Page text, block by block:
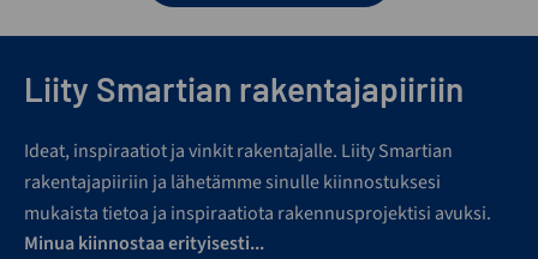
Liity Smartian rakentajapiiriin
Ideat, inspiraatiot ja vinkit rakentajalle. Liity Smartian
rakentajapiiriin ja lähetämme sinulle kiinnostuksesi
mukaista tietoa ja inspiraatiota rakennusprojektisi avuksi.
Minua kiinnostaa erityisesti...